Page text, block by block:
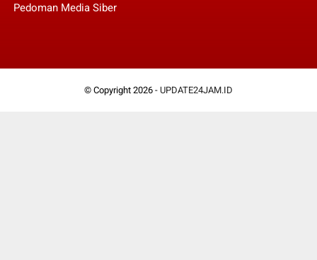
Pedoman Media Siber
© Copyright 2026 - UPDATE24JAM.ID